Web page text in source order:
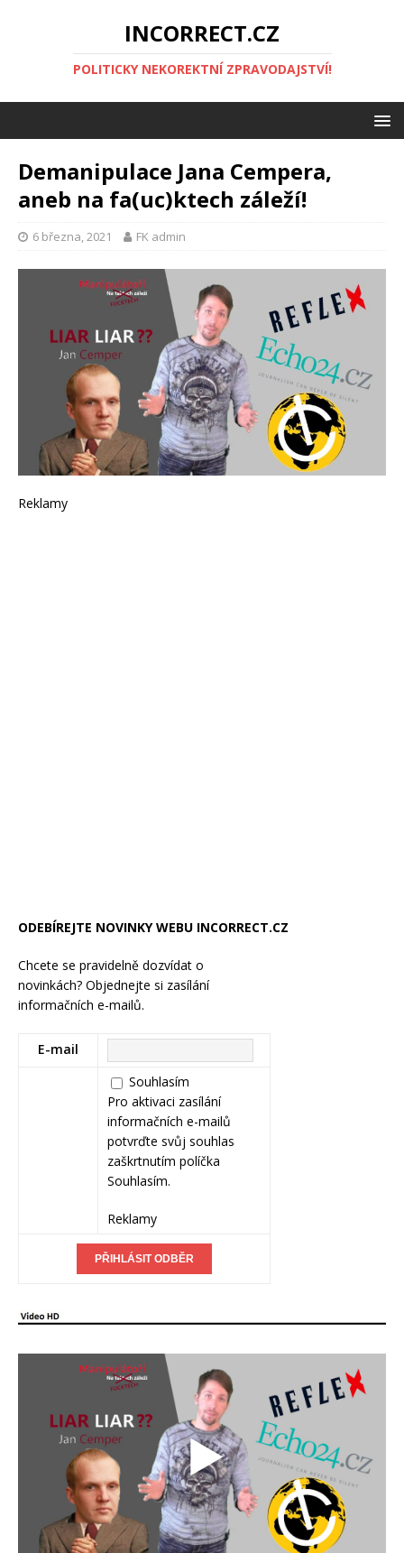
INCORRECT.CZ
POLITICKY NEKOREKTNÍ ZPRAVODAJSTVÍ!
Demanipulace Jana Cempera,
aneb na fa(uc)ktech záleží!
6 března, 2021 FK admin
Reklamy
ODEBÍREJTE NOVINKY WEBU INCORRECT.CZ
Chcete se pravidelně dozvídat o
novinkách? Objednejte si zasílání
informačních e-mailů.
E-mail
Souhlasím
Pro aktivaci zasílání
informačních e-mailů
potvrďte svůj souhlas
zaškrtnutím políčka
Souhlasím.
Reklamy